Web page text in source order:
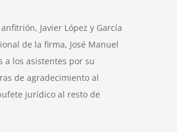
Javier López y García
de la firma, José Manuel
a los asistentes por su
de agradecimiento al
jurídico al resto de